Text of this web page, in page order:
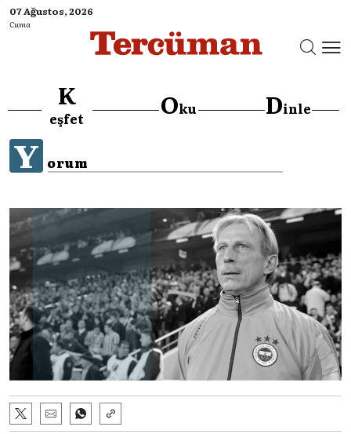
07 Ağustos, 2026
Cuma
K
eşfet Oku Dinle
Y orum